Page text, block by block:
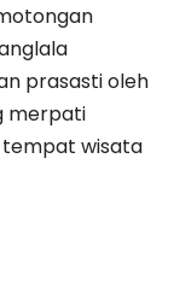
prasasti oleh
merpati
tempat wisata